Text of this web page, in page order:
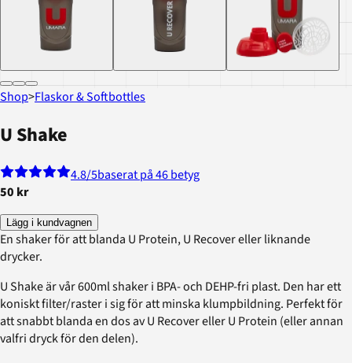
Shop>Flaskor & Softbottles
U Shake
4.8/5baserat på 46 betyg
50 kr
Lägg i kundvagnen
En shaker för att blanda U Protein, U Recover eller liknande
drycker.
U Shake är vår 600ml shaker i BPA- och DEHP-fri plast. Den har ett
koniskt filter/raster i sig för att minska klumpbildning. Perfekt för
att snabbt blanda en dos av U Recover eller U Protein (eller annan
valfri dryck för den delen).